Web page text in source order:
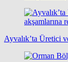
Ayvalık’ta Üretici